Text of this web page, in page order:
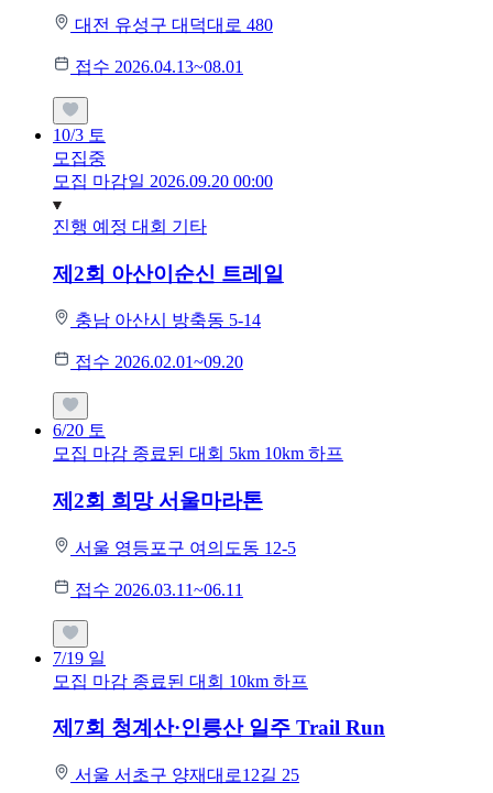
대전 유성구 대덕대로 480
접수 2026.04.13~08.01
10/3 토
모집중
모집 마감일 2026.09.20 00:00
진행 예정 대회 기타
제2회 아산이순신 트레일
충남 아산시 방축동 5-14
접수 2026.02.01~09.20
6/20 토
모집 마감 종료된 대회 5km 10km 하프
제2회 희망 서울마라톤
서울 영등포구 여의도동 12-5
접수 2026.03.11~06.11
7/19 일
모집 마감 종료된 대회 10km 하프
제7회 청계산·인릉산 일주 Trail Run
서울 서초구 양재대로12길 25